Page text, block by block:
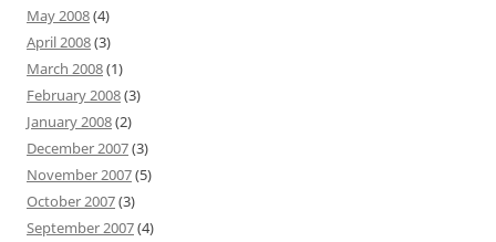
May 2008(4)
April 2008(3)
March 2008(1)
February 2008(3)
January 2008(2)
December 2007(3)
November 2007(5)
October 2007(3)
September 2007(4)